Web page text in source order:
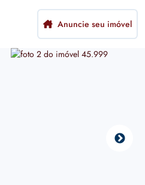
Anuncie seu imóvel